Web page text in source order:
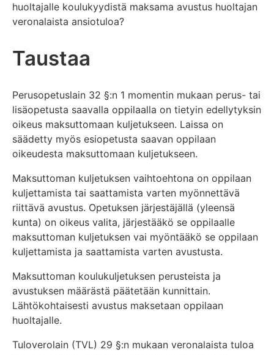
huoltajalle koulukyydistä maksama avustus huoltajan
veronalaista ansiotuloa?
Taustaa
Perusopetuslain 32 §:n 1 momentin mukaan perus- tai
lisäopetusta saavalla oppilaalla on tietyin edellytyksin
oikeus maksuttomaan kuljetukseen. Laissa on
säädetty myös esiopetusta saavan oppilaan
oikeudesta maksuttomaan kuljetukseen.
Maksuttoman kuljetuksen vaihtoehtona on oppilaan
kuljettamista tai saattamista varten myönnettävä
riittävä avustus. Opetuksen järjestäjällä (yleensä
kunta) on oikeus valita, järjestääkö se oppilaalle
maksuttoman kuljetuksen vai myöntääkö se oppilaan
kuljettamista ja saattamista varten avustusta.
Maksuttoman koulukuljetuksen perusteista ja
avustuksen määrästä päätetään kunnittain.
Lähtökohtaisesti avustus maksetaan oppilaan
huoltajalle.
Tuloverolain (TVL) 29 §:n mukaan veronalaista tuloa